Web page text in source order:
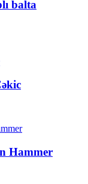
balta
Hammer